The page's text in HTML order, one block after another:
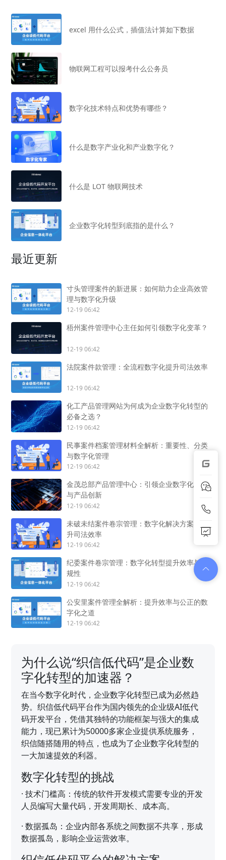
excel 用什么公式，插值法计算如下数据
物联网工程可以报考什么公务员
数字化技术特点和优势有哪些？
什么是数字产业化和产业数字化？
什么是 LOT 物联网技术
企业数字化转型到底指的是什么？
最近更新
寸头管理案件的新进展：如何助力企业高效管
理与数字化升级
12-19 06:42
梧州案件管理中心主任如何引领数字化变革？
12-19 06:42
法院案件款管理：全流程数字化提升司法效率
12-19 06:42
化工产品管理网站为何成为企业数字化转型的
必备之选？
12-19 06:42
民事案件档案管理材料全解析：重要性、分类
与数字化管理
12-19 06:42
金茂总部产品管理中心：引领企业数字化转型
与产品创新
12-19 06:42
未破未结案件卷宗管理：数字化解决方案，提
升司法效率
12-19 06:42
纪委案件卷宗管理：数字化转型提升效率与合
规性
12-19 06:42
公安里案件管理全解析：提升效率与公正的数
字化之道
12-19 06:42
为什么说“织信低代码”是企业数
字化转型的加速器？
在当今数字化时代，企业数字化转型已成为必然趋
势。织信低代码平台作为国内领先的企业级AI低代
码开发平台，凭借其独特的功能框架与强大的集成
能力，现已累计为50000多家企业提供系统服务，
织信随搭随用的特点，也成为了企业数字化转型的
一大加速提效的利器。
数字化转型的挑战
·技术门槛高：传统的软件开发模式需要专业的开发
人员编写大量代码，开发周期长、成本高。
·数据孤岛：企业内部各系统之间数据不共享，形成
数据孤岛，影响企业运营效率。